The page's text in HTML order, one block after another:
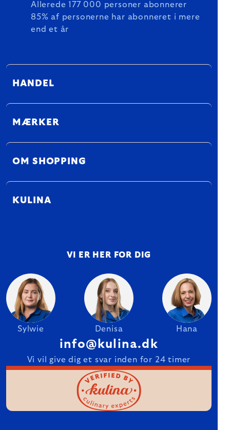
Allerede 177 000 personer abonnerer
85% af personerne har abonneret i mere
end et år
HANDEL
MÆRKER
OM SHOPPING
KULINA
VI ER HER FOR DIG
Sylwie Denisa Hana
info@kulina.dk
Vi vil give dig et svar inden for 24 timer